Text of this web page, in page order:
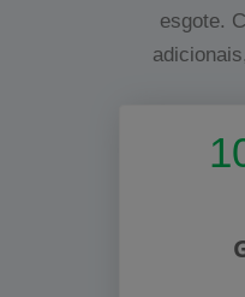
esgote.